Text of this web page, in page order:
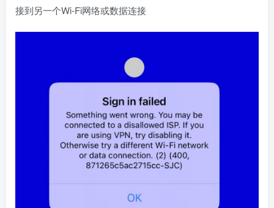
接到另一个Wi-Fi网络或数据连接